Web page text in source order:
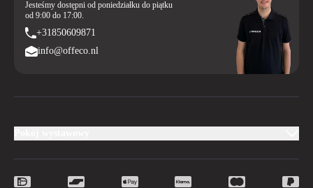
Jesteśmy dostępni od poniedziałku do piątku
od 9:00 do 17:00.
+31850609871
info@offeco.nl